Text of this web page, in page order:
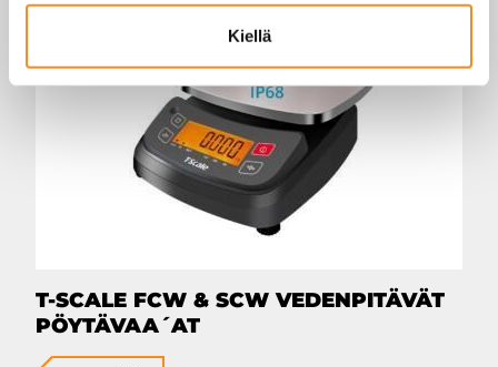
Kiellä
T-SCALE FCW & SCW VEDENPITÄVÄT
PÖYTÄVAA´AT